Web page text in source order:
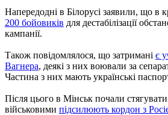
Напередодні в Білорусі заявили, що в
200 бойовиків для дестабілізації
кампанії.
Також повідомлялося, що затримані є
Вагнера, деякі з них воювали за
Частина з них мають українські
Після цього в Мінськ почали
військовими підсилюють кордон з